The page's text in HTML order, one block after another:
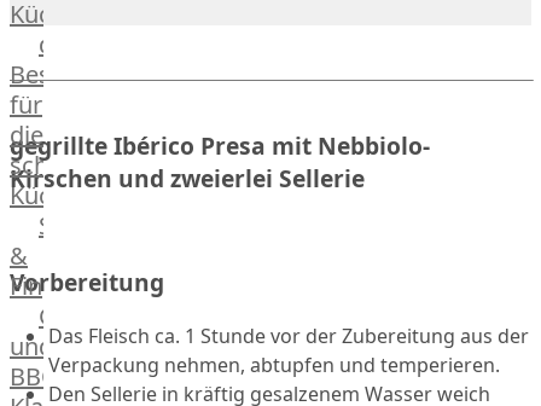
Traditionell
klassisch
Außergewöhnlich
&
exotisch
OTTO
GOURMET
Manufaktur
Bratwurstsets
Toppings
Hackfleisch
Küche
das
Besondere
für
die
schnelle
Küche
Streetfood
&
Fingerfood
Grill-
und
BBQ-
gegrillte Ibérico Presa mit Nebbiolo-
Kirschen und zweierlei Sellerie
Vorbereitung
Das Fleisch ca. 1 Stunde vor der Zubereitung aus der
Verpackung nehmen, abtupfen und temperieren.
Den Sellerie in kräftig gesalzenem Wasser weich